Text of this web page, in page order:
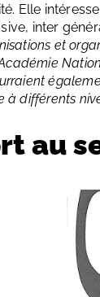
Elle
inter
et
à différents
au